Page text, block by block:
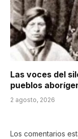
Las voces del
pueblos
2 agosto, 2026
Los comentarios